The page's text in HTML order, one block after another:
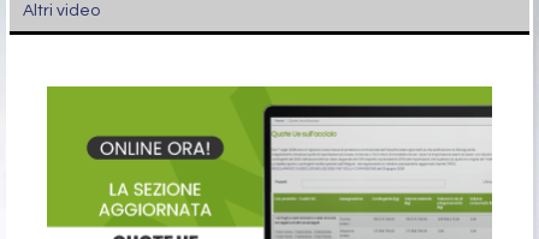
Altri video